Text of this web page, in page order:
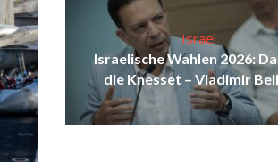
Israel
Israelische Wahlen 2026:
die Knesset – Vladimir